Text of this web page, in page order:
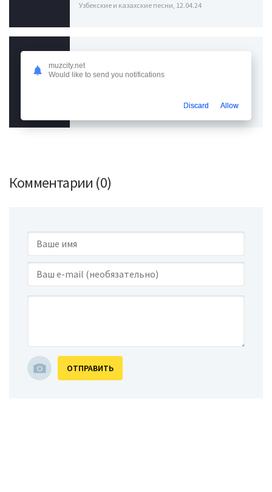
Узбекские и казахские песни, 12.04.24
Ани Лорак - Танцы
Комментарии (0)
ОТПРАВИТЬ
muzcity.net
Would like to send you notifications
Discard Allow